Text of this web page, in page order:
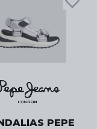
PEPE